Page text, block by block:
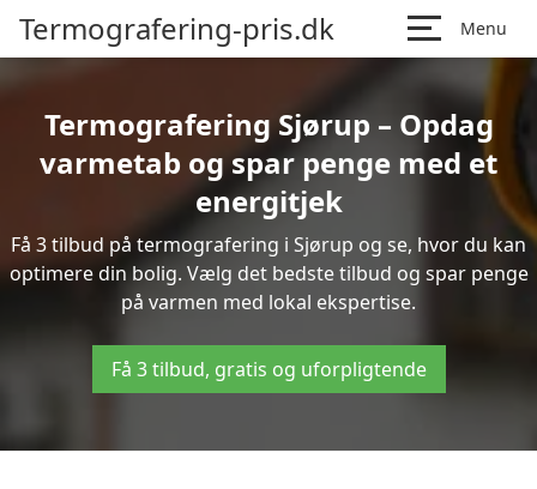
Termografering-pris.dk Menu
Termografering Sjørup – Opdag
varmetab og spar penge med et
energitjek
Få 3 tilbud på termografering i Sjørup og se, hvor du kan
optimere din bolig. Vælg det bedste tilbud og spar penge
på varmen med lokal ekspertise.
Få 3 tilbud, gratis og uforpligtende